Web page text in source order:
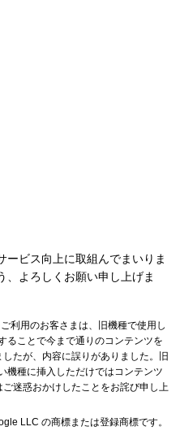
ービス向上に取組んでまいりま
、よろしくお願い申し上げま
利用のお客さまは、旧機種で使用し
ることで今まで通りのコンテンツを
たが、内容に誤りがありました。旧
機種に挿入しただけではコンテンツ
迷惑おかけしたことをお詫び申し上
LLC の商標または登録商標です。